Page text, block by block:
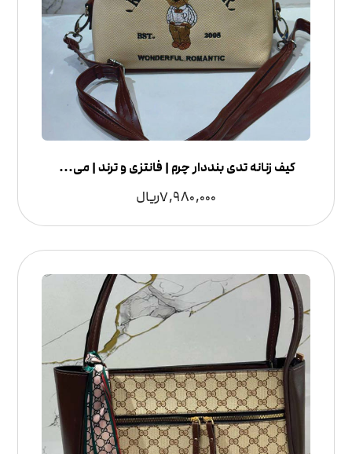
کیف زنانه تدی بنددار چرم | فانتزی و ترند | می شوز
7,980,000ریال